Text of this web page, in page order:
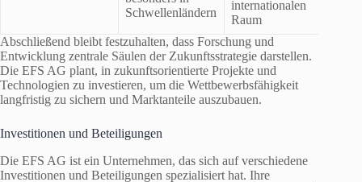
Schwellenländern
internationalen
Raum
Abschließend bleibt festzuhalten, dass Forschung und
Entwicklung zentrale Säulen der Zukunftsstrategie darstellen.
Die EFS AG plant, in zukunftsorientierte Projekte und
Technologien zu investieren, um die Wettbewerbsfähigkeit
langfristig zu sichern und Marktanteile auszubauen.
Investitionen und Beteiligungen
Die EFS AG ist ein Unternehmen, das sich auf verschiedene
Investitionen und Beteiligungen spezialisiert hat. Ihre